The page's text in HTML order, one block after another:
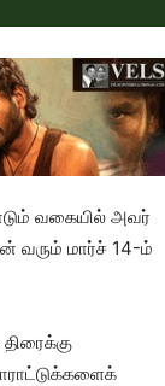
வகையில் அவர்
வரும் மார்ச் 14-ம்